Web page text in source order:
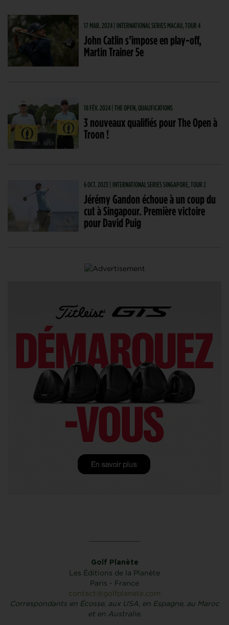
17 MAR. 2024 | INTERNATIONAL SERIES MACAU, TOUR 4
John Catlin s’impose en play-off,
Martin Trainer 5e
18 FÉV. 2024 | THE OPEN, QUALIFICATIONS
3 nouveaux qualifiés pour The Open à
Troon !
6 OCT. 2023 | INTERNATIONAL SERIES SINGAPORE, TOUR 2
Jérémy Gandon échoue à un coup du
cut à Singapour. Première victoire
pour David Puig
Golf Planète
Les Éditions de la Planète
Paris - France
contact@golfplanete.com
Correspondants en Écosse, aux USA, en Espagne, au Maroc
et en Australie.